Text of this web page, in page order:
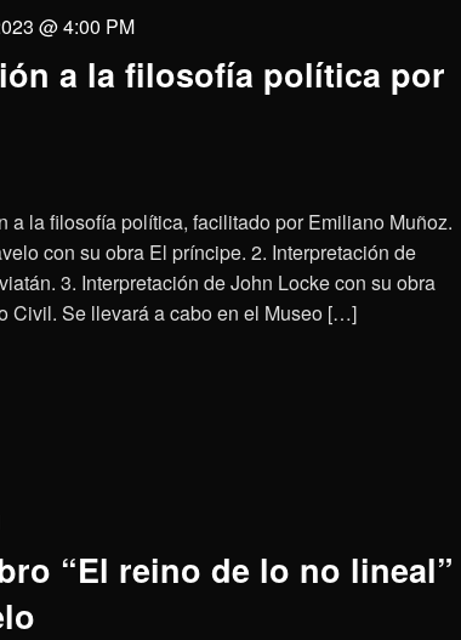
a la filosofía política por
@ 4:00 PM
a la filosofía política, facilitado por Emiliano Muñoz.
con su obra El príncipe. 2. Interpretación de
3. Interpretación de John Locke con su obra
Civil. Se llevará a cabo en el Museo […]
“El reino de lo no lineal”